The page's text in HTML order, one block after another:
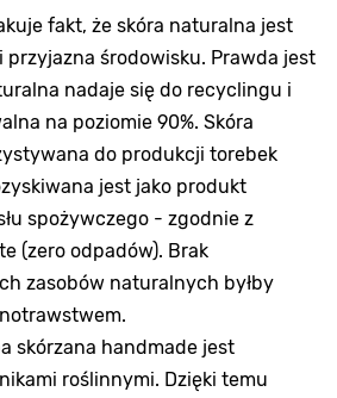
fakt, że skóra naturalna jest
środowisku. Prawda jest
nadaje się do recyclingu i
na poziomie 90%. Skóra
do produkcji torebek
jest jako produkt
spożywczego - zgodnie z
(zero odpadów). Brak
zasobów naturalnych byłby
skórzana handmade jest
roślinnymi. Dzięki temu